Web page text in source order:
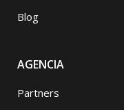
Blog
AGENCIA
Partners